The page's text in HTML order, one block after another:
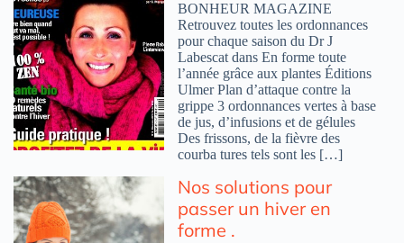
BONHEUR MAGAZINE
Retrouvez toutes les ordonnances
pour chaque saison du Dr J
Labescat dans En forme toute
l’année grâce aux plantes Éditions
Ulmer Plan d’attaque contre la
grippe 3 ordonnances vertes à base
de jus, d’infusions et de gélules
Des frissons, de la fièvre des
courba tures tels sont les […]
Nos solutions pour
passer un hiver en
forme .